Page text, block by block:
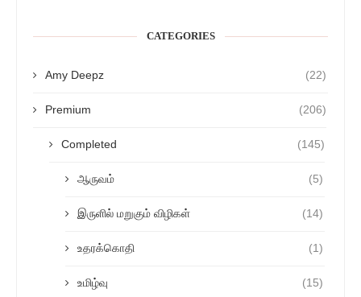
CATEGORIES
Amy Deepz (22)
Premium (206)
Completed (145)
ஆருவம் (5)
இருளில் மறுகும் விழிகள் (14)
உதரக்கொதி (1)
உமிழ்வு (15)